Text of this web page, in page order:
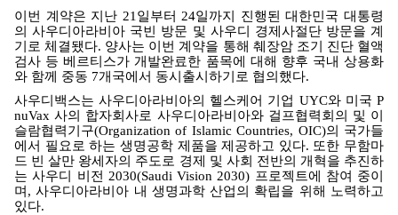
이번 계약은 지난 21 일부터 24일까지 진행된 대한민국 대통령
의 사우디아라비아 국빈 방문 및 사우디 경제사절단 방문을 계
기로 체결됐다. 양사는 이번 계약을 통해 췌장암 조기 진단 혈액
검사 등 베르티스가 개발완료한 품목에 대해 향후 국내 상용화
와 함께 중동 7개국에서 동시출시하기로 협의했다.
사우디백스는 사우디아라비아의 헬스케어 기업 UYC와 미국 P
nuVax사의 합자회사로 사우디아라비아와 걸프협력회의 및 이
슬람협력기구(Organization of Islamic Countries, OIC)의 국가들
에서 필요로 하는 생명공학 제품을 제공하고 있다. 또한 무함마
드 빈 살만 왕세자의 주도로 경제 및 사회 전반의 개혁을 추진하
는 사우디 비전 2030(Saudi Vision 2030) 프로젝트에 참여 중이
며 ,사우디아라비아 내 생명과학 산업의 확립을 위해 노력하고
있다.